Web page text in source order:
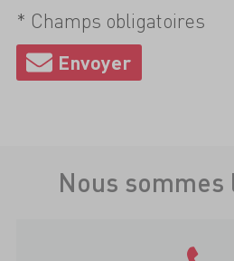
* Champs obligatoires
Nous